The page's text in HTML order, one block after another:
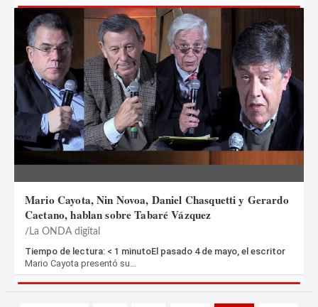
Mario Cayota, Nin Novoa, Daniel Chasquetti y Gerardo
Caetano, hablan sobre Tabaré Vázquez
La ONDA digital
Tiempo de lectura: < 1 minutoEl pasado 4 de mayo, el escritor
Mario Cayota presentó su…